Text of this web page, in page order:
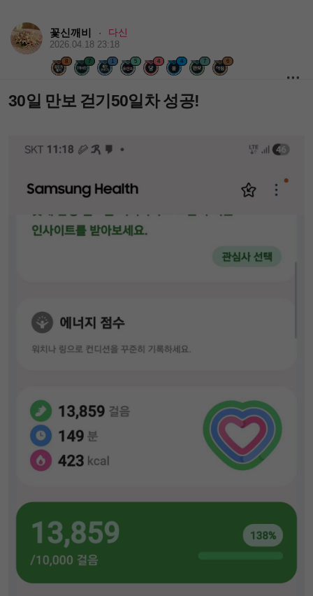
꽃신깨비 · 다신
2026.04.18 23:18
8 7 1 5 4 4 7 6
30일 만보 걷기50일차 성공!